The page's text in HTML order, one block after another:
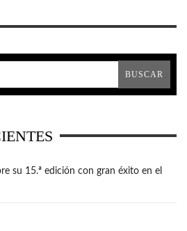
su 15.ª edición con gran éxito en el